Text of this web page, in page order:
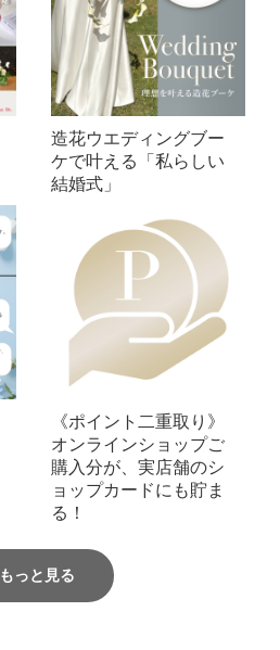
造花ウエディングブー
ケで叶える「私らしい
結婚式」
《ポイント二重取り》
オンラインショップご
購入分が、実店舗のシ
ョップカードにも貯ま
る！
もっと見る